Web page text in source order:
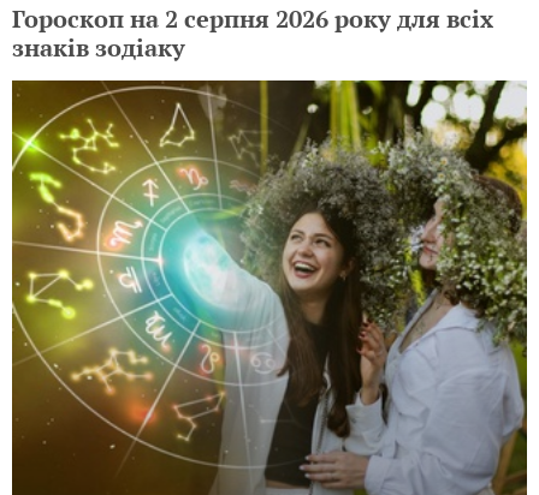
Гороскоп на 2 серпня 2026 року для всіх
знаків зодіаку